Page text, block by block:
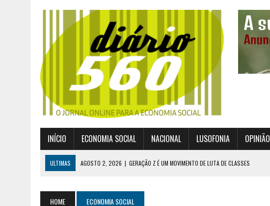
INÍCIO ECONOMIA SOCIAL NACIONAL LUSOFONIA OPINIÃO
ULTIMAS AGOSTO 2, 2026 | GERAÇÃO Z É UM MOVIMENTO DE LUTA DE CLASSES
HOME ECONOMIA SOCIAL